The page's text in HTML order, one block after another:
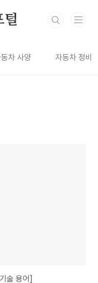
털
차 사양 자동차 정비
술 용어]